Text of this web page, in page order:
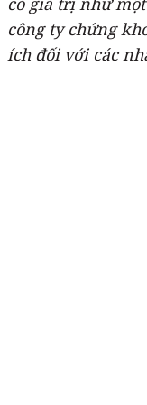
công ty chứng
ích đối với các